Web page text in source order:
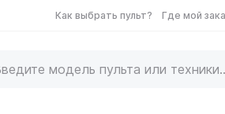
Как выбрать пульт? Где мой